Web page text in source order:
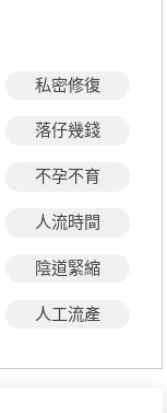
私密修復
落仔幾錢
不孕不育
人流時間
陰道緊縮
人工流產